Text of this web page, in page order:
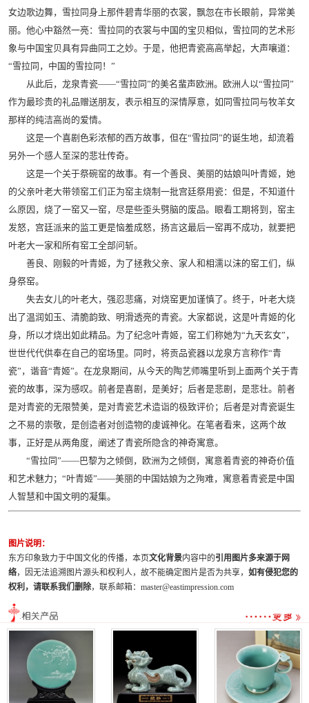
女边歌边舞，雪拉同身上那件碧青华丽的衣裳，飘忽在市长眼前，异常美
丽。他心中豁然一亮：雪拉同的衣裳与中国的宝贝相似，雪拉同的艺术形
象与中国宝贝具有异曲同工之妙。于是，他把青瓷高高举起，大声嚷道：
“雪拉同，中国的雪拉同！”
从此后，龙泉青瓷——“雪拉同”的美名蜚声欧洲。欧洲人以“雪拉同”
作为最珍贵的礼品赠送朋友，表示相互的深情厚意，如同雪拉同与牧羊女
那样的纯洁高尚的爱情。
这是一个喜剧色彩浓郁的西方故事，但在“雪拉同”的诞生地，却流着
另外一个感人至深的悲壮传奇。
这是一个关于祭碗窑的故事。有一个善良、美丽的姑娘叫叶青姬，她
的父亲叶老大带领窑工们正为窑主烧制一批宫廷祭用瓷：但是，不知道什
么原因，烧了一窑又一窑，尽是些歪头劈脑的废品。眼看工期将到，窑主
发怒，宫廷派来的监工更是恼羞成怒，扬言这最后一窑再不成功，就要把
叶老大一家和所有窑工全部问斩。
善良、刚毅的叶青姬，为了拯救父亲、家人和相濡以沫的窑工们，纵
身祭窑。
失去女儿的叶老大，强忍悲痛，对烧窑更加谨慎了。终于，叶老大烧
出了温润如玉、清脆韵致、明滑透亮的青瓷。大家都说，这是叶青姬的化
身，所以才烧出如此精品。为了纪念叶青姬，窑工们称她为“九天玄女”，
世世代代供奉在自己的窑场里。同时，将贡品瓷器以龙泉方言称作“青
瓷”，谐音“青姬”。在龙泉期间，从今天的陶艺师嘴里听到上面两个关于青
瓷的故事，深为感叹。前者是喜剧，是美好；后者是悲剧，是悲壮。前者
是对青瓷的无限赞美，是对青瓷艺术造诣的极致评价；后者是对青瓷诞生
之不易的崇敬，是创造者对创造物的虔诚神化。在笔者看来，这两个故
事，正好是从两角度，阐述了青瓷所隐含的神奇寓意。
“雪拉同”——巴黎为之倾倒，欧洲为之倾倒，寓意着青瓷的神奇价值
和艺术魅力；“叶青姬”——美丽的中国姑娘为之殉难，寓意着青瓷是中国
人智慧和中国文明的凝集。
图片说明：
东方印象致力于中国文化的传播，本页文化背景内容中的引用图片多来源于网
络，因无法追溯图片源头和权利人，故不能确定图片是否为共享， 如有侵犯您的
权利，请联系我们删除，联系邮箱：master@eastimpression.com